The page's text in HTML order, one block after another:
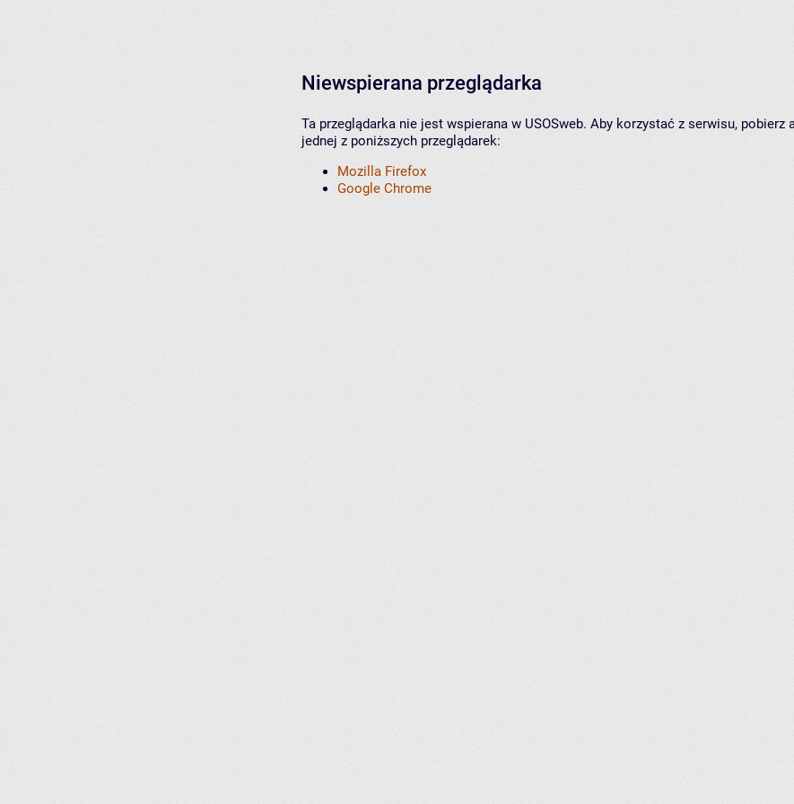
Niewspierana przeglądarka
Ta przeglądarka nie jest wspierana w USOSweb. Aby korzystać z serwisu, pobierz
jednej z poniższych przeglądarek:
Mozilla Firefox
Google Chrome